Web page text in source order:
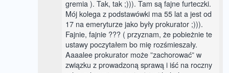
gremia ). Tak, tak ;))). Tam są fajne furteczki.
Mój kolega z podstawówki ma 55 lat a jest od
17 na emeryturze jako były prokurator ;))).
Fajnie, fajnie ??? ( przyznam, że pobieżnie te
ustawy poczytałem bo mię rozśmieszały.
Aaaalee prokurator może ”zachorować” w
związku z prowadzoną sprawą i iść na roczny